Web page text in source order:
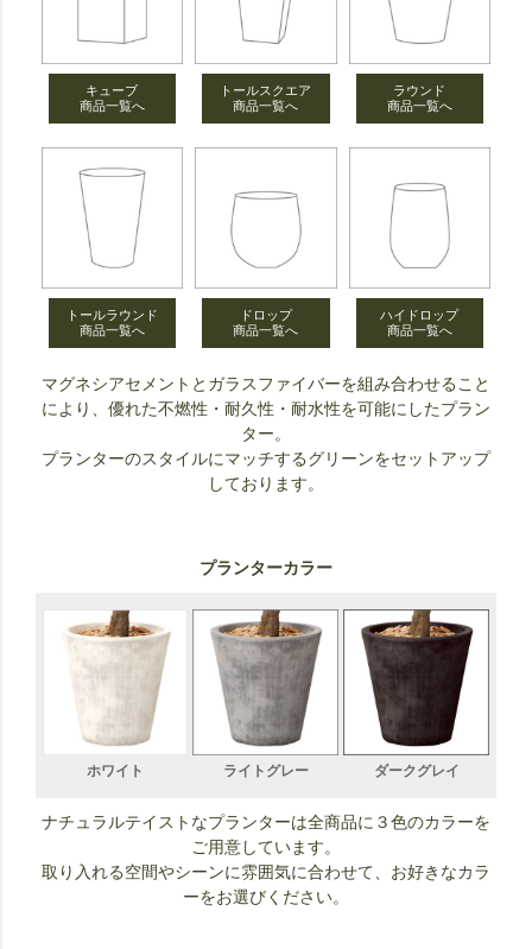
キューブ
商品一覧へ
トールスクエア
商品一覧へ
ラウンド
商品一覧へ
トールラウンド
商品一覧へ
ドロップ
商品一覧へ
ハイドロップ
商品一覧へ
マグネシアセメントとガラスファイバーを組み合わせること
により、優れた不燃性・耐久性・耐水性を可能にしたプラン
ター。
プランターのスタイルにマッチするグリーンをセットアップ
しております。
プランターカラー
ホワイト ライトグレー ダークグレイ
ナチュラルテイストなプランターは全商品に３色のカラーを
ご用意しています。
取り入れる空間やシーンに雰囲気に合わせて、お好きなカラ
ーをお選びください。